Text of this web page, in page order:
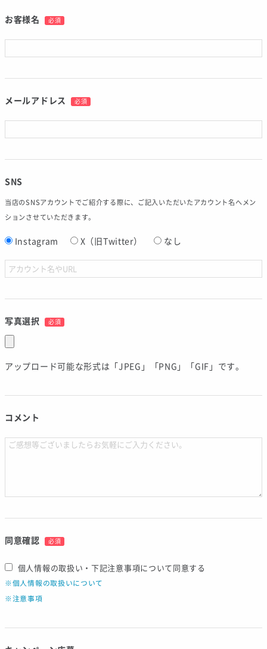
お客様名 必須
メールアドレス 必須
SNS
当店のSNSアカウントでご紹介する際に、ご記入いただいたアカウント名へメン
ションさせていただきます。
Instagram X（旧Twitter） なし
写真選択 必須
アップロード可能な形式は「JPEG」「PNG」「GIF」です。
コメント
同意確認 必須
個人情報の取扱い・下記注意事項について同意する
※個人情報の取扱いについて
※注意事項